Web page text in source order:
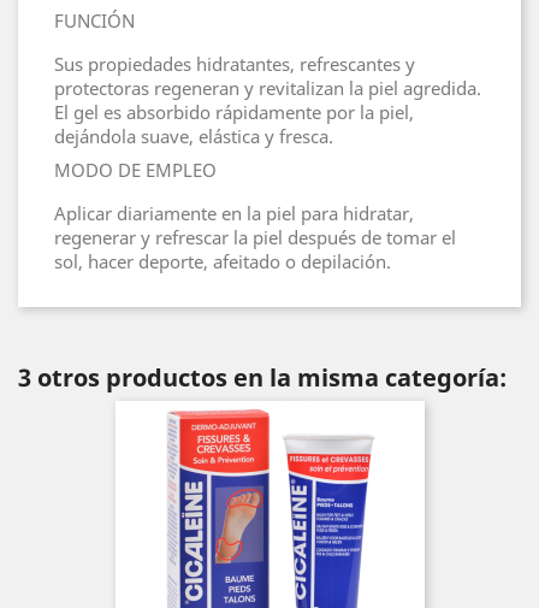
FUNCIÓN
Sus propiedades hidratantes, refrescantes y
protectoras regeneran y revitalizan la piel agredida.
El gel es absorbido rápidamente por la piel,
dejándola suave, elástica y fresca.
MODO DE EMPLEO
Aplicar diariamente en la piel para hidratar,
regenerar y refrescar la piel después de tomar el
sol, hacer deporte, afeitado o depilación.
3 otros productos en la misma categoría: